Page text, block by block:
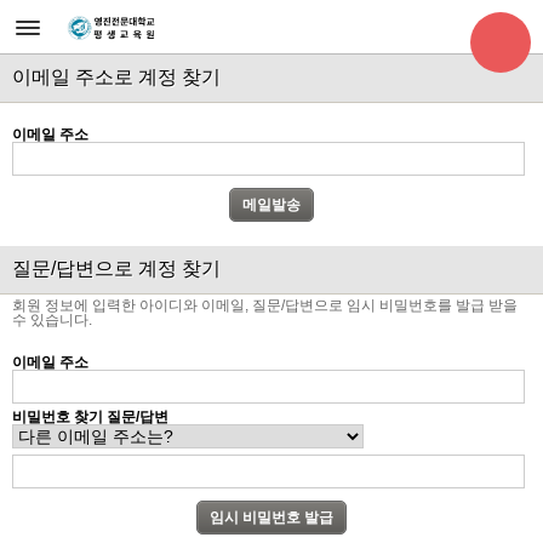
이메일 주소로 계정 찾기
이메일 주소
질문/답변으로 계정 찾기
회원 정보에 입력한 아이디와 이메일, 질문/답변으로 임시 비밀번호를 발급 받을
수 있습니다.
이메일 주소
비밀번호 찾기 질문/답변